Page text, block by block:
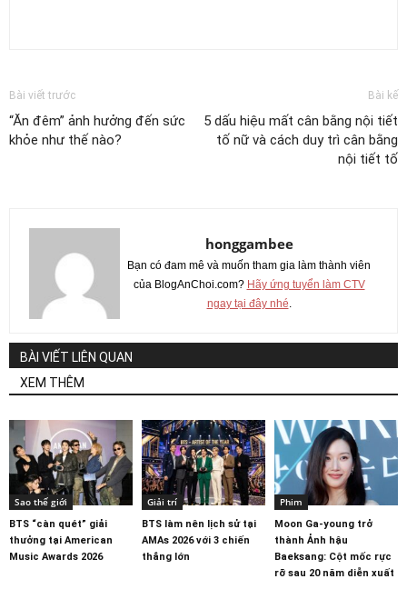
Bài viết trước
“Ăn đêm” ảnh hưởng đến sức
khỏe như thế nào?
Bài kế
5 dấu hiệu mất cân bằng nội tiết
tố nữ và cách duy trì cân bằng
nội tiết tố
honggambee
Bạn có đam mê và muốn tham gia làm thành viên
của BlogAnChoi.com? Hãy ứng tuyển làm CTV
ngay tại đây nhé
BÀI VIẾT LIÊN QUAN
XEM THÊM
Sao thế giới
BTS “càn quét” giải
thưởng tại American
Music Awards 2026
Giải trí
BTS làm nên lịch sử tại
AMAs 2026 với 3 chiến
thắng lớn
Phim
Moon Ga-young trở
thành Ảnh hậu
Baeksang: Cột mốc rực
rỡ sau 20 năm diễn xuất